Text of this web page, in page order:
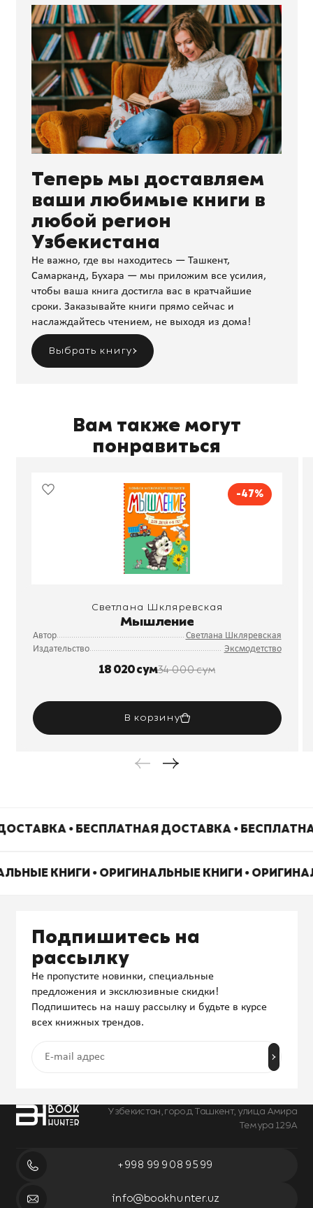
Теперь мы доставляем
ваши любимые книги в
любой регион
Узбекистана
Не важно, где вы находитесь — Ташкент,
Самарканд, Бухара — мы приложим все усилия,
чтобы ваша книга достигла вас в кратчайшие
сроки. Заказывайте книги прямо сейчас и
наслаждайтесь чтением, не выходя из дома!
Выбрать книгу
Вам также могут
понравиться
-47%
Светлана Шкляревская
Мышление
Автор
Светлана Шкляревская
Издательство
Эксмодетство
18 020 сум34 000 сум
В корзину
• БЕСПЛАТНАЯ ДОСТАВКА •
КНИГИ • ОРИГИНАЛЬНЫЕ КНИГИ •
Узбекистан, город Ташкент, улица Амира
Темура 129А
+998 99 908 95 99
info@bookhunter.uz
Подпишитесь на
рассылку
Не пропустите новинки, специальные
предложения и эксклюзивные скидки!
Подпишитесь на нашу рассылку и будьте в курсе
всех книжных трендов.